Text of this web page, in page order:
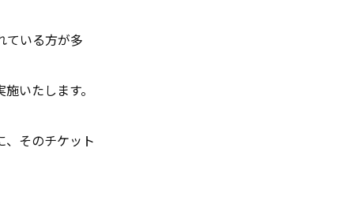
ている方が多
いたします。
、そのチケット